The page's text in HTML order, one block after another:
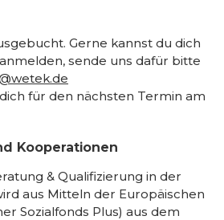
Gerne kannst du dich
sende uns dafür bitte
für den nächsten Termin am
Kooperationen
& Qualifizierung in der
aus Mitteln der Europäischen
Sozialfonds Plus) aus dem